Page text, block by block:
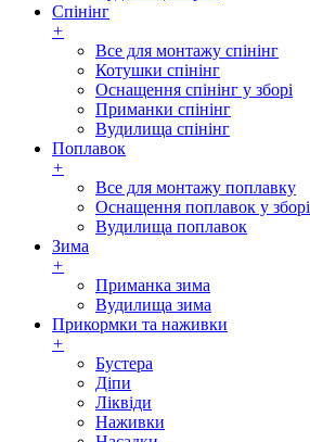
Спінінг
+
Все для монтажу спінінг
Котушки спінінг
Оснащення спінінг у зборі
Приманки спінінг
Вудилища спінінг
Поплавок
+
Все для монтажу поплавку
Оснащення поплавок у зборі
Вудилища поплавок
Зима
+
Приманка зима
Вудилища зима
Прикормки та наживки
+
Бустера
Діпи
Ліквіди
Наживки